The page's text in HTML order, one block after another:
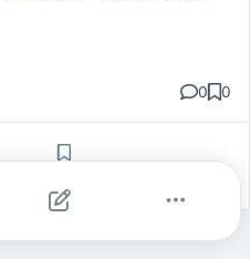
0 0